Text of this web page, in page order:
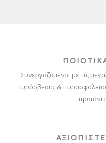
Συνεργαζόμενοι με τις
πυρόσβεσης &